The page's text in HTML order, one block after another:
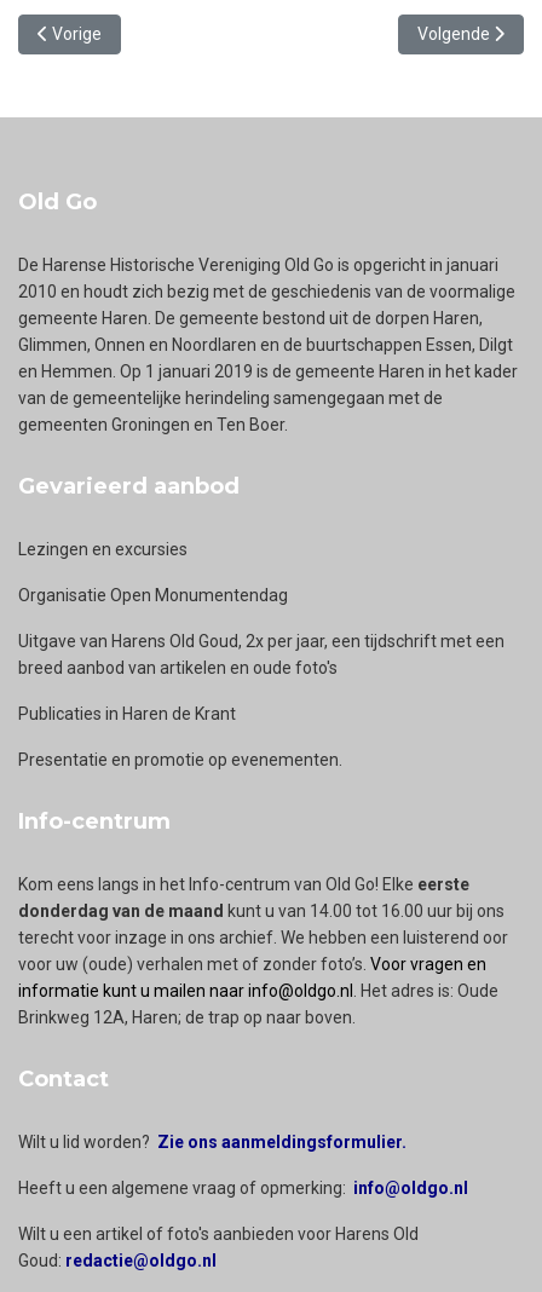
Vorig artikel: De consistorie van de Dorpskerk
Vorige Volgende
Volgende
Old Go
De Harense Historische Vereniging Old Go is opgericht in januari
2010 en houdt zich bezig met de geschiedenis van de voormalige
gemeente Haren. De gemeente bestond uit de dorpen Haren,
Glimmen, Onnen en Noordlaren en de buurtschappen Essen, Dilgt
en Hemmen. Op 1 januari 2019 is de gemeente Haren in het kader
van de gemeentelijke herindeling samengegaan met de
gemeenten Groningen en Ten Boer.
Gevarieerd aanbod
Lezingen en excursies
Organisatie Open Monumentendag
Uitgave van Harens Old Goud, 2x per jaar, een tijdschrift met een
breed aanbod van artikelen en oude foto's
Publicaties in Haren de Krant
Presentatie en promotie op evenementen.
Info-centrum
Kom eens langs in het Info-centrum van Old Go! Elke eerste
donderdag van de maand kunt u van 14.00 tot 16.00 uur bij ons
terecht voor inzage in ons archief. We hebben een luisterend oor
voor uw (oude) verhalen met of zonder foto’s. Voor vragen en
informatie kunt u mailen naar info@oldgo.nl
. Het adres is: Oude
Brinkweg 12A, Haren; de trap op naar boven.
Contact
Wilt u lid worden? Zie ons aanmeldingsformulier.
Heeft u een algemene vraag of opmerking: info@oldgo.nl
Wilt u een artikel of foto's aanbieden voor Harens Old
Goud: redactie@oldgo.nl